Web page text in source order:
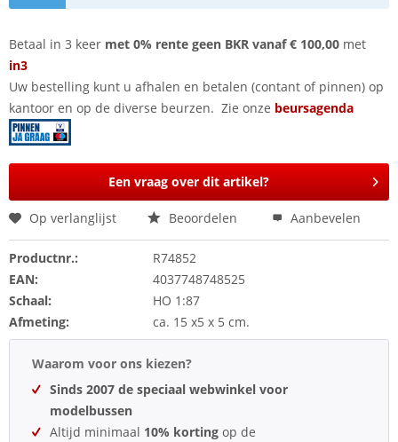
Betaal in 3 keer met 0% rente geen BKR vanaf € 100,00 met
in3
Uw bestelling kunt u afhalen en betalen (contant of pinnen) op
kantoor en op de diverse beurzen. Zie onze beursagenda
Een vraag over dit artikel?
Op verlanglijst Beoordelen Aanbevelen
Productnr.:
R74852
EAN:
4037748748525
Schaal:
HO 1:87
Afmeting:
ca. 15 x5 x 5 cm.
Waarom voor ons kiezen?
Sinds 2007 de speciaal webwinkel voor
modelbussen
Altijd minimaal 10% korting op de